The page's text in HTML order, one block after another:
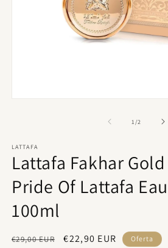
una
ventana
modal
1 /de2
LATTAFA
Lattafa Fakhar
Pride Of Lattafa
100ml
Precio
€29,00 EUR
Precio
€22,90 EUR Oferta